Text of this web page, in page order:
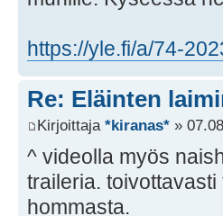
https://yle.fi/a/74-
Re: Eläinten
Kirjoittaja *kiranas* »
^ videolla myös
traileria.
hommasta.